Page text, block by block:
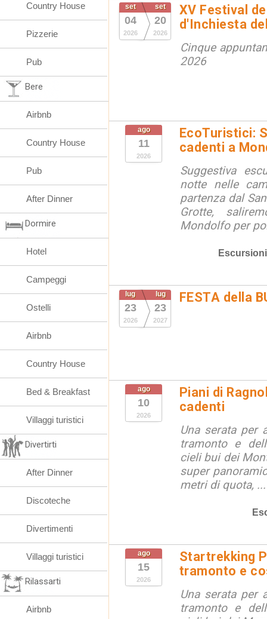
set
04
2026
set
20
2026
XV Festival
d'Inchiesta
Cinque
2026
ago
11
2026
EcoTuristici:
cadenti a
Suggestiva
notte nelle
partenza dal
Grotte,
Mondolfo per
Escursioni
lug
23
2026
lug
23
2027
FESTA della
ago
10
2026
Piani di
cadenti
Una serata per
tramonto e
cieli bui dei
super
metri di quota, ...
ago
15
2026
Startrekking
tramonto e
Una serata per
tramonto e
Country House
Pizzerie
Pub
Bere
Airbnb
Country House
Pub
After Dinner
Dormire
Hotel
Campeggi
Ostelli
Airbnb
Country House
Bed & Breakfast
Villaggi turistici
Divertirti
After Dinner
Discoteche
Divertimenti
Villaggi turistici
Rilassarti
Airbnb